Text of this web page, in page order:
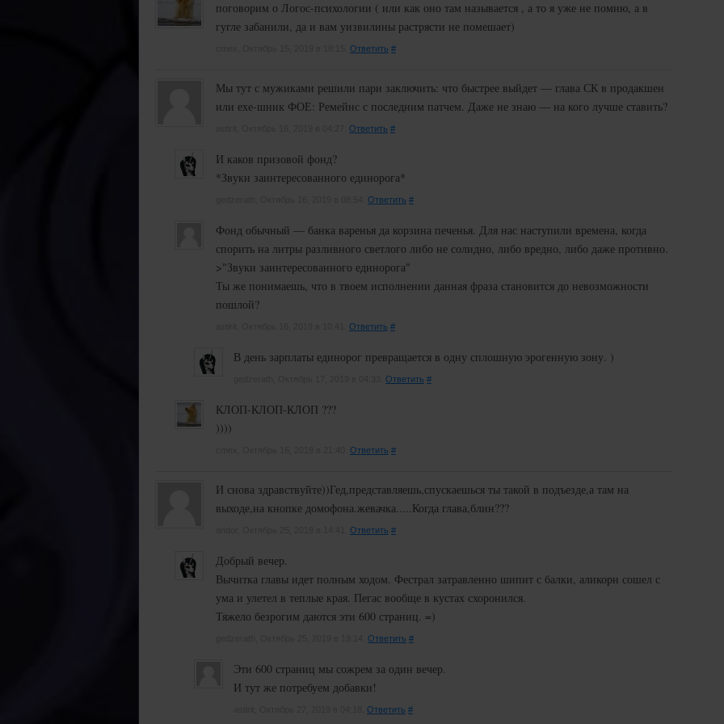
поговорим о Логос-психологии ( или как оно там называется , а то я уже не помню, а в
гугле забанили, да и вам уизвилины растрясти не помешает)
Ответить #
Мы тут с мужиками решили пари заключить: что быстрее выйдет — глава СК в продакшен
или ехе-шник ФОЕ: Ремейнс с последним патчем. Даже не знаю — на кого лучше ставить?
Ответить #
И каков призовой фонд?
*Звуки заинтересованного единорога*
Ответить #
Фонд обычный — банка варенья да корзина печенья. Для нас наступили времена, когда
спорить на литры разливного светлого либо не солидно, либо вредно, либо даже противно.
>"Звуки заинтересованного единорога"
Ты же понимаешь, что в твоем исполнении данная фраза становится до невозможности
пошлой?
Ответить #
В день зарплаты единорог превращается в одну сплошную эрогенную зону. )
Ответить #
КЛОП-КЛОП-КЛОП ???
))))
Ответить #
И снова здравствуйте))Гед,представляешь,спускаешься ты такой в подъезде,а там на
выходе,на кнопке домофона.жевачка.....Когда глава,блин???
Ответить #
Добрый вечер.
Вычитка главы идет полным ходом. Фестрал затравленно шипит с балки, аликорн сошел с
ума и улетел в теплые края. Пегас вообще в кустах схоронился.
Тяжело безрогим даются эти 600 страниц. =)
Ответить #
Эти 600 страниц мы сожрем за один вечер.
И тут же потребуем добавки!
Ответить #